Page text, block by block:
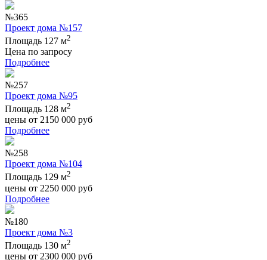
№365
Проект дома №157
Площадь 127 м2
Цена по запросу
Подробнее
№257
Проект дома №95
Площадь 128 м2
цены от 2150 000 руб
Подробнее
№258
Проект дома №104
Площадь 129 м2
цены от 2250 000 руб
Подробнее
№180
Проект дома №3
Площадь 130 м2
цены от 2300 000 руб